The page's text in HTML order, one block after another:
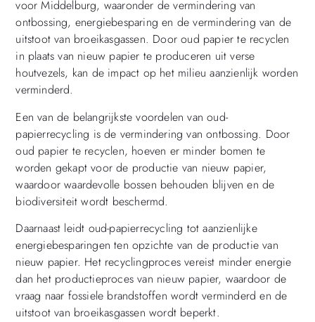
voor Middelburg, waaronder de vermindering van
ontbossing, energiebesparing en de vermindering van de
uitstoot van broeikasgassen. Door oud papier te recyclen
in plaats van nieuw papier te produceren uit verse
houtvezels, kan de impact op het milieu aanzienlijk worden
verminderd.
Een van de belangrijkste voordelen van oud-
papierrecycling is de vermindering van ontbossing. Door
oud papier te recyclen, hoeven er minder bomen te
worden gekapt voor de productie van nieuw papier,
waardoor waardevolle bossen behouden blijven en de
biodiversiteit wordt beschermd.
Daarnaast leidt oud-papierrecycling tot aanzienlijke
energiebesparingen ten opzichte van de productie van
nieuw papier. Het recyclingproces vereist minder energie
dan het productieproces van nieuw papier, waardoor de
vraag naar fossiele brandstoffen wordt verminderd en de
uitstoot van broeikasgassen wordt beperkt.